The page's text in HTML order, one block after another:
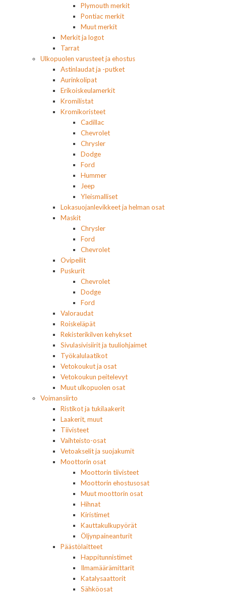
Plymouth merkit
Pontiac merkit
Muut merkit
Merkit ja logot
Tarrat
Ulkopuolen varusteet ja ehostus
Astinlaudat ja -putket
Aurinkolipat
Erikoiskeulamerkit
Kromilistat
Kromikoristeet
Cadillac
Chevrolet
Chrysler
Dodge
Ford
Hummer
Jeep
Yleismalliset
Lokasuojanlevikkeet ja helman osat
Maskit
Chrysler
Ford
Chevrolet
Ovipeilit
Puskurit
Chevrolet
Dodge
Ford
Valoraudat
Roiskeläpät
Rekisterikilven kehykset
Sivulasivisiirit ja tuuliohjaimet
Työkalulaatikot
Vetokoukut ja osat
Vetokoukun peitelevyt
Muut ulkopuolen osat
Voimansiirto
Ristikot ja tukilaakerit
Laakerit, muut
Tiivisteet
Vaihteisto-osat
Vetoakselit ja suojakumit
Moottorin osat
Moottorin tiivisteet
Moottorin ehostusosat
Muut moottorin osat
Hihnat
Kiristimet
Kauttakulkupyörät
Öljynpaineanturit
Päästölaitteet
Happitunnistimet
Ilmamäärämittarit
Katalysaattorit
Sähköosat